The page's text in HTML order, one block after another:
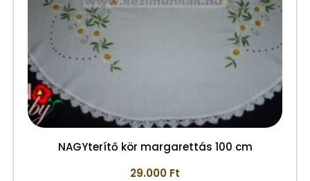
NAGYterítő kör margarettás 100 cm
29.000 Ft